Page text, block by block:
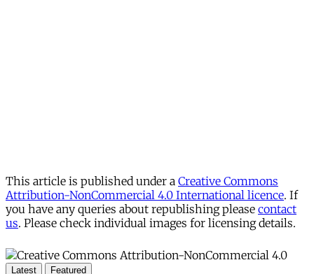
This article is published under a Creative Commons
Attribution-NonCommercial 4.0 International licence. If
you have any queries about republishing please contact
us. Please check individual images for licensing details.
Latest Featured